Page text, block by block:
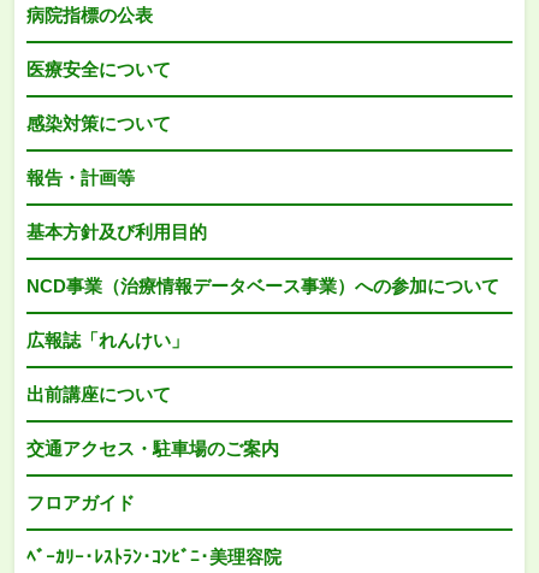
病院指標の公表
医療安全について
感染対策について
報告・計画等
基本方針及び利用目的
NCD事業（治療情報データベース事業）への参加について
広報誌「れんけい」
出前講座について
交通アクセス・駐車場のご案内
フロアガイド
ﾍﾞｰｶﾘｰ･ﾚｽﾄﾗﾝ･ｺﾝﾋﾞﾆ･美理容院